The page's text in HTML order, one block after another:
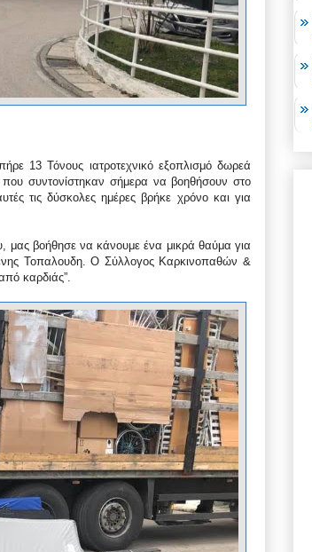
13 Τόνους ιατροτεχνικό εξοπλισμό δωρεά
συντονίστηκαν σήμερα να βοηθήσουν στο
τις δύσκολες ημέρες βρήκε χρόνο και για
μας βοήθησε να κάνουμε ένα μικρά θαύμα για
Τοπαλουδη. Ο Σύλλογος Καρκινοπαθών &
καρδιάς”.